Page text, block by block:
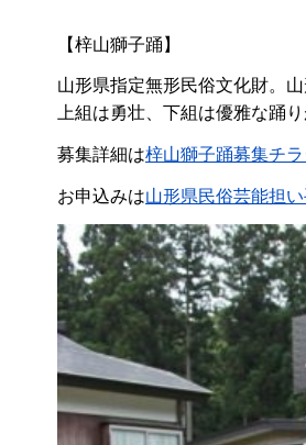
【梓山獅子踊】
山形県指定無形民俗文化財。
上組は勇壮、下組は優雅な踊り
募集詳細は梓山獅子踊募集チ
お申込みは山形県民俗芸能担